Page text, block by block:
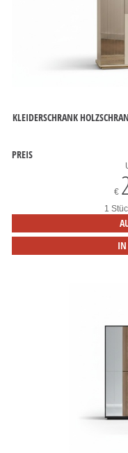
KLEIDERSCHRANK
PREIS
€
1
IN